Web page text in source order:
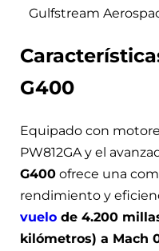
Gulfstream
G400
Equipado con
PW812GA y el
G400 ofrece una
rendimiento y
vuelo de 4.200
kilómetros) a Mach